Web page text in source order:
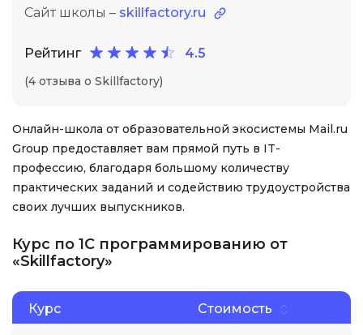
Сайт школы – skillfactory.ru
Рейтинг 4.5
(4 отзыва о Skillfactory)
Онлайн-школа от образовательной экосистемы Mail.ru
Group предоставляет вам прямой путь в IT-
профессию, благодаря большому количеству
практических заданий и содействию трудоустройства
своих лучших выпускников.
Курс по 1С программированию от
«Skillfactory»
Курс Стоимость